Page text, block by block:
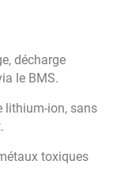
décharge
le BMS.
lithium-ion, sans
toxiques